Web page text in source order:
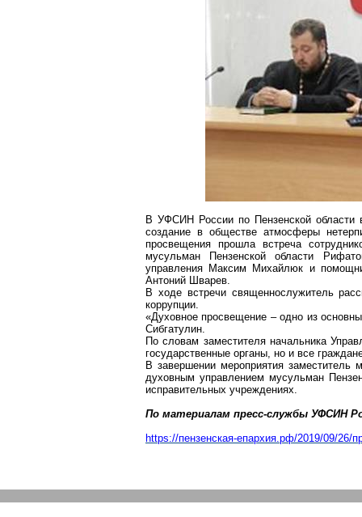
В УФСИН России по Пензенской области
создание в обществе атмосферы
просвещения прошла встреча
мусульман Пензенской области
управления Максим
Михайлюк и
Антоний Шварев.
В ходе встречи священнослужитель
коррупции.
«Духовное просвещение – одно из
Сибгатулин.
По словам заместителя начальника
государственные органы, но и все
В завершении мероприятия заместитель
духовным управлением мусульман
исправительных учреждениях.
По материалам пресс-службы УФСИН
https://пензенская-епархия.рф/2019/09/26/